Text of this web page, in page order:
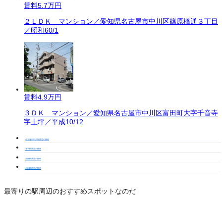
賃料5.7万円
２ＬＤＫ マンション／愛知県名古屋市中川区篠原橋通３丁目
／昭和60/1
賃料4.9万円
３ＤＫ マンション／愛知県名古屋市中川区富田町大字千音寺
字土坪／平成10/12
名古屋市中川区周辺の物件
荒子駅周辺の物件
高畑駅周辺の物件
八田駅周辺の物件
最寄りの駅周辺のおすすめスポットなのだ